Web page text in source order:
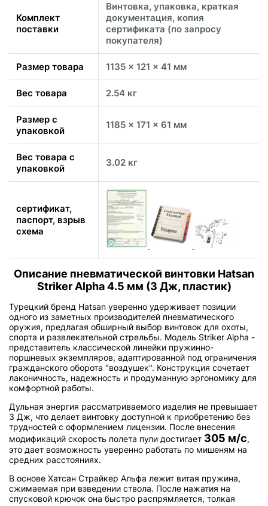
Комплект
поставки
Винтовка, упаковка, краткая
документация, копия
сертификата (по запросу
покупателя)
Размер товара 1135 x 121 x 41 мм
Вес товара 2.54 кг
Размер с
упаковкой
1185 x 171 x 61 мм
Вес товара с
упаковкой
3.02 кг
сертификат,
паспорт, взрыв
схема
Описание пневматической винтовки Hatsan
Striker Alpha 4.5 мм (3 Дж, пластик)
Турецкий бренд Hatsan уверенно удерживает позиции
одного из заметных производителей пневматического
оружия, предлагая обширный выбор винтовок для охоты,
спорта и развлекательной стрельбы. Модель Striker Alpha -
представитель классической линейки пружинно-
поршневых экземпляров, адаптированной под ограничения
гражданского оборота "воздушек". Конструкция сочетает
лаконичность, надежность и продуманную эргономику для
комфортной работы.
Дульная энергия рассматриваемого изделия не превышает
3 Дж, что делает винтовку доступной к приобретению без
трудностей с оформлением лицензии. После внесения
модификаций скорость полета пули достигает 305 м/с,
это дает возможность уверенно работать по мишеням на
средних расстояниях.
В основе Хатсан Страйкер Альфа лежит витая пружина,
сжимаемая при взведении ствола. После нажатия на
спусковой крючок она быстро распрямляется, толкая